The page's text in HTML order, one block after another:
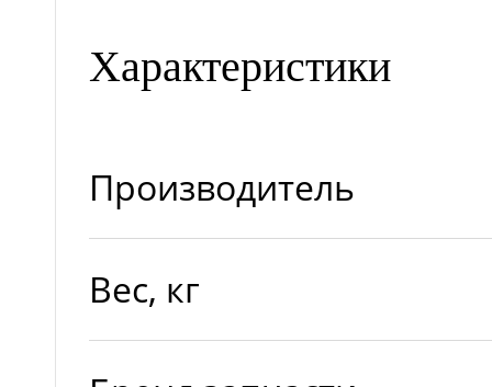
Характеристики
Производитель
Вес, кг